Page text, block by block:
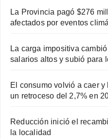
La Provincia pagó $276
afectados por eventos
La carga impositiva
salarios altos y subió para
El consumo volvió a caer
un retroceso del 2,7% en
Reducción inició el
la localidad